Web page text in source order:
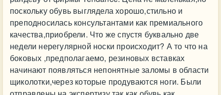
поскольку обувь выглядела хорошо,стильно и
преподносилась консультантами как премиального
качества,приобрели. Что же спустя буквально две
недели нерегулярной носки происходит? А то что на
боковых ,предполагаемо, резиновых вставках
начинают появляться непонятные заломы в области
щиколотки,через которые продуваются ноги. Были